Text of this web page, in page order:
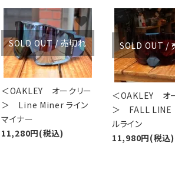
SOLD OUT / 売切れ
＜OAKLEY オークリー
＞ Line Miner ライン
マイナー
11,280円(税込)
favorite
SOLD OUT /
＜OAKLEY オ
＞ FALL LINE
ルライン
11,980円(税込)